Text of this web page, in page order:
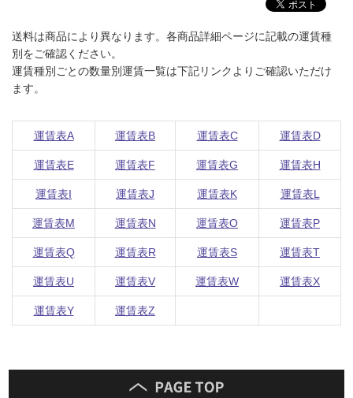
ドア（扉）・
建具・玄関
扉
エクステリア（外構）
ウッドデッキ
収納 インテリア・家具
照明 ペット用品
内装用建材 パネル・壁材
ロートアイアン 天然石・石材
メンテナンス・ 施工材 新商品
店舗・施設事例
ショールーム
大阪ショールーム
名古屋
福岡ショールーム 札幌スマート
ショールー
ム
横浜スマートショールー
ム
ウェルビーみのおHDC
BOX
サポート
ご利用ガイド 初めての方へ
修理お問い合わせ クレーム公開
説明書・図面検索 水まわり 3年保証
お役立ち情報 住まいのスタイリング
アイデア
ミラタップ
チャンネル
オンライン相談
その他サービス
ASOLIE
ェルジュ
自分らしい家づくり
SUVACO
最高のリノベ会社がみつ
かるリノベりす
送料は商品により異なります。各商品詳細ページに記載の運賃種
別をご確認ください。
運賃種別ごとの数量別運賃一覧は下記リンクよりご確認いただけ
ます。
運賃表A 運賃表B 運賃表C 運賃表D
運賃表E 運賃表F 運賃表G 運賃表H
運賃表I 運賃表J 運賃表K 運賃表L
運賃表M 運賃表N 運賃表O 運賃表P
運賃表Q 運賃表R 運賃表S 運賃表T
運賃表U 運賃表V 運賃表W 運賃表X
運賃表Y 運賃表Z